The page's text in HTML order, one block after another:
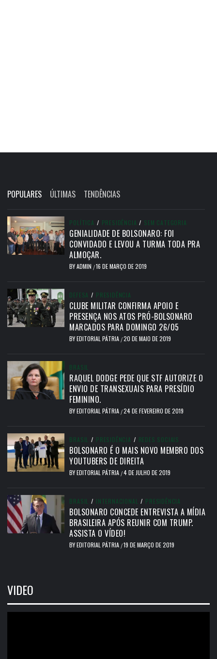
POPULARES ÚLTIMAS TENDÊNCIAS
POLÍTICA / PRESIDÊNCIA / SEM CATEGORIA
GENIALIDADE DE BOLSONARO: FOI
CONVIDADO E LEVOU A TURMA TODA PRA
ALMOÇAR.
BYADMIN /16 DE MARÇO DE 2019
DEFESA / PRESIDÊNCIA
CLUBE MILITAR CONFIRMA APOIO E
PRESENÇA NOS ATOS PRÓ-BOLSONARO
MARCADOS PARA DOMINGO 26/05
BYEDITORIAL PÁTRIA /20 DE MAIO DE 2019
BRASIL
RAQUEL DODGE PEDE QUE STF AUTORIZE O
ENVIO DE TRANSEXUAIS PARA PRESÍDIO
FEMININO.
BYEDITORIAL PÁTRIA /24 DE FEVEREIRO DE 2019
BRASIL / PRESIDÊNCIA / REDES SOCIAIS
BOLSONARO É O MAIS NOVO MEMBRO DOS
YOUTUBERS DE DIREITA
BYEDITORIAL PÁTRIA /4 DE JULHO DE 2019
BRASIL / INTERNACIONAL / PRESIDÊNCIA
BOLSONARO CONCEDE ENTREVISTA A MÍDIA
BRASILEIRA APÓS REUNIR COM TRUMP.
ASSISTA O VÍDEO!
BYEDITORIAL PÁTRIA /19 DE MARÇO DE 2019
VIDEO